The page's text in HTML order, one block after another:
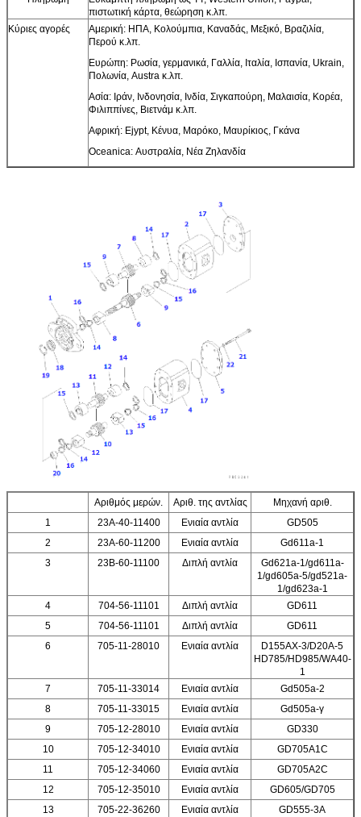
πιστωτική κάρτα, θεώρηση κ.λπ.
Κύριες αγορές
Αμερική: ΗΠΑ, Κολούμπια, Καναδάς, Μεξικό, Βραζιλία,
Περού κ.λπ.
Ευρώπη: Ρωσία, γερμανικά, Γαλλία, Ιταλία, Ισπανία, Ukrain,
Πολωνία, Austra κ.λπ.
Ασία: Ιράν, Ινδονησία, Ινδία, Σιγκαπούρη, Μαλαισία, Κορέα,
Φιλιππίνες, Βιετνάμ κ.λπ.
Αφρική: Ejypt, Κένυα, Μαρόκο, Μαυρίκιος, Γκάνα
Oceanica: Αυστραλία, Νέα Ζηλανδία
Αριθμός μερών. Αριθ. της αντλίας
Μηχανή αριθ.
1
23A-40-11400 Ενιαία αντλία
GD505
2
23A-60-11200 Ενιαία αντλία
Gd611a-1
3
23B-60-11100 Διπλή αντλία
Gd621a-1/gd611a-
1/gd605a-5/gd521a-
1/gd623a-1
4
704-56-11101 Διπλή αντλία
GD611
5
704-56-11101 Διπλή αντλία
GD611
6
705-11-28010 Ενιαία αντλία
D155AX-3/D20A-5
HD785/HD985/WA40-
1
7
705-11-33014 Ενιαία αντλία
Gd505a-2
8
705-11-33015 Ενιαία αντλία
Gd505a-γ
9
705-12-28010 Ενιαία αντλία
GD330
10
705-12-34010 Ενιαία αντλία
GD705A1C
11
705-12-34060 Ενιαία αντλία
GD705A2C
12
705-12-35010 Ενιαία αντλία
GD605/GD705
13
705-22-36260 Ενιαία αντλία
GD555-3A